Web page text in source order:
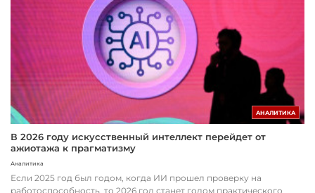
АНАЛИТИКА
В 2026 году искусственный интеллект перейдет от
ажиотажа к прагматизму
Аналитика
Если 2025 год был годом, когда ИИ прошел проверку на
работоспособность, то 2026 год станет годом практического